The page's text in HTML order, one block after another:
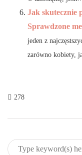
Jak skutecznie
Sprawdzone
jeden z
zarówno kobiety,
278